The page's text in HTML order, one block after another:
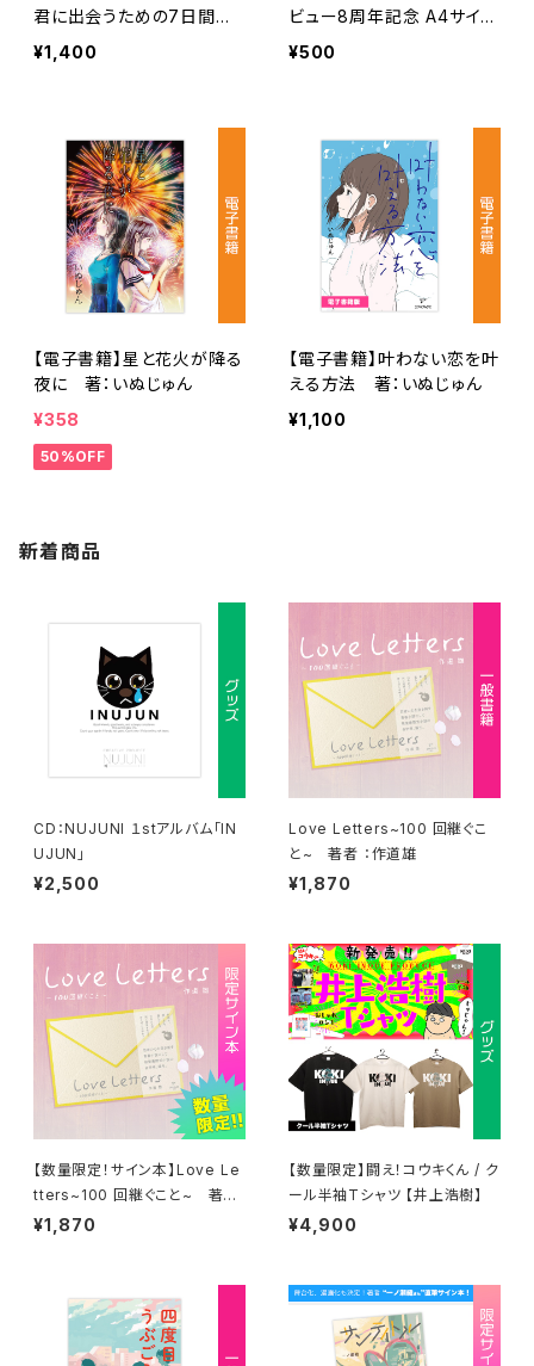
君に出会うための7日間
～ 著：いぬじゅん
¥1,400
ビュー8周年記念 A4サイズ
クリアファイル【ステキブッ
¥500
【電子書籍】星と花火が降る
夜に 著：いぬじゅん
¥358
50%OFF
【電子書籍】叶わない恋を叶
える方法 著：いぬじゅん
¥1,100
新着商品
CD：NUJUNI １stアルバム「IN
UJUN」
¥2,500
Love Letters~100 回継ぐこ
と~ 著者 ：作道雄
¥1,870
【数量限定！サイン本】Love Le
tters~100 回継ぐこと~ 著者
：作道雄
¥1,870
【数量限定】闘え！コウキくん / ク
ール半袖Tシャツ 【井上浩樹】
¥4,900